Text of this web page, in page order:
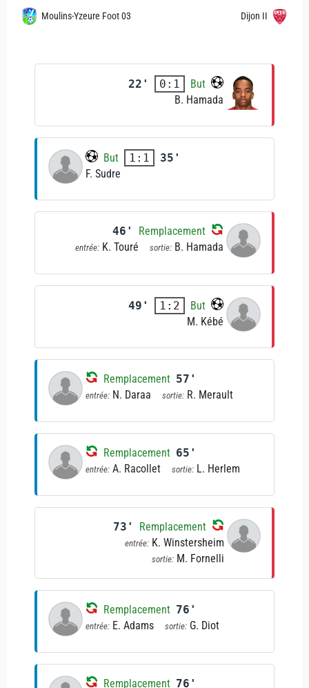
Moulins-Yzeure Foot 03 Dijon II
22' 0:1
But
B. Hamada
But 1:1
35'
F. Sudre
46' Remplacement
entrée: K. Touré sortie: B. Hamada
49' 1:2
But
M. Kébé
Remplacement 57'
entrée: N. Daraa sortie: R. Merault
Remplacement 65'
entrée: A. Racollet sortie: L. Herlem
73' Remplacement
entrée: K. Winstersheim
sortie: M. Fornelli
Remplacement 76'
entrée: E. Adams sortie: G. Diot
Remplacement 76'